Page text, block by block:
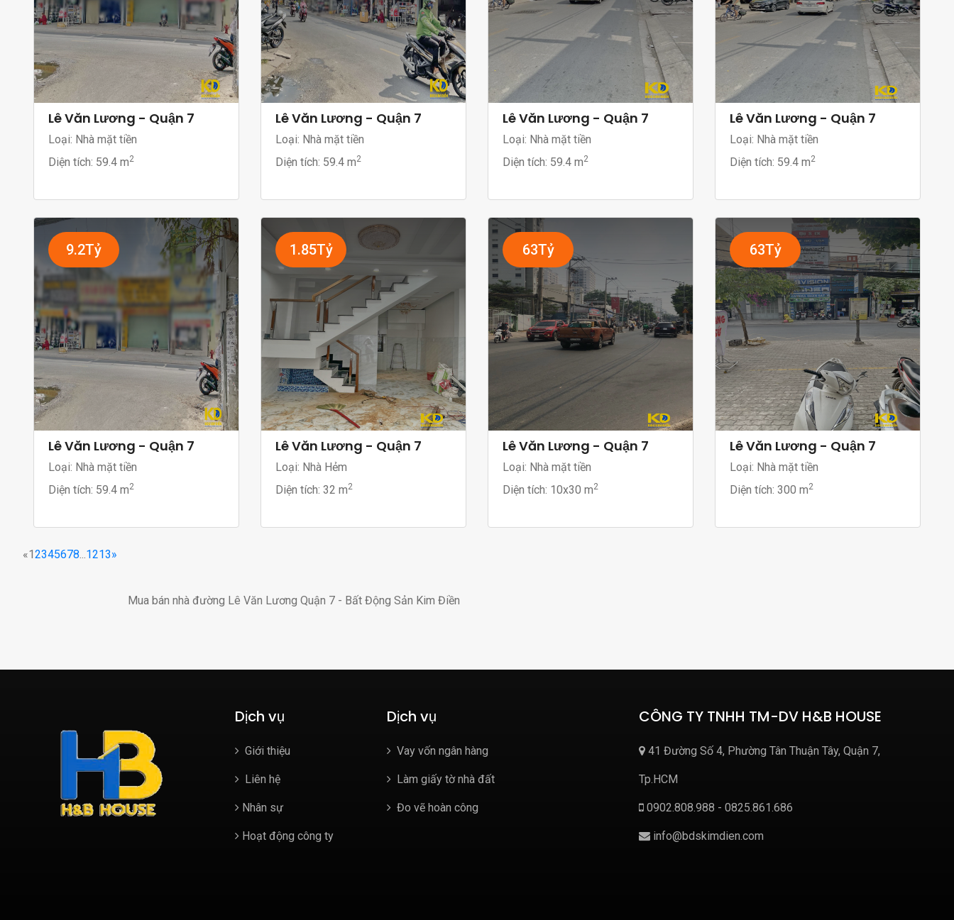
Lê Văn Lương - Quận 7
Loại: Nhà mặt tiền
Diện tích: 59.4 m2
Lê Văn Lương - Quận 7
Loại: Nhà mặt tiền
Diện tích: 59.4 m2
Lê Văn Lương - Quận 7
Loại: Nhà mặt tiền
Diện tích: 59.4 m2
Lê Văn Lương - Quận 7
Loại: Nhà mặt tiền
Diện tích: 59.4 m2
9.2Tỷ
Lê Văn Lương - Quận 7
Loại: Nhà mặt tiền
Diện tích: 59.4 m2
1.85Tỷ
Lê Văn Lương - Quận 7
Loại: Nhà Hẻm
Diện tích: 32 m2
63Tỷ
Lê Văn Lương - Quận 7
Loại: Nhà mặt tiền
Diện tích: 10x30 m2
63Tỷ
Lê Văn Lương - Quận 7
Loại: Nhà mặt tiền
Diện tích: 300 m2
«12345678 1213»
Mua bán nhà đường Lê Văn Lương Quận 7 - Bất Động Sản Kim Điền
Dịch vụ
Giới thiệu
Liên hệ
Nhân sự
Hoạt động công ty
Dịch vụ
Vay vốn ngân hàng
Làm giấy tờ nhà đất
Đo vẽ hoàn công
CÔNG TY TNHH TM-DV H&B HOUSE
41 Đường Số 4, Phường Tân Thuận Tây, Quận 7,
Tp.HCM
0902.808.988 - 0825.861.686
info@bdskimdien.com